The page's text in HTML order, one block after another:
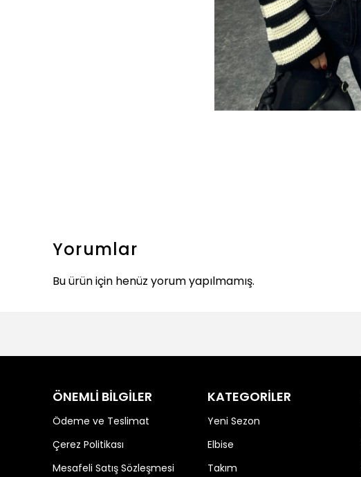
Yorumlar
Bu ürün için henüz yorum yapılmamış.
ÖNEMLİ BİLGİLER
Ödeme ve Teslimat
Çerez Politikası
Mesafeli Satış Sözleşmesi
KATEGORİLER
Yeni Sezon
Elbise
Takım